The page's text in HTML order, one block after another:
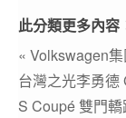
此分類更多內容
« Volkswagen
台灣之光李勇德
S Coupé 雙門轎